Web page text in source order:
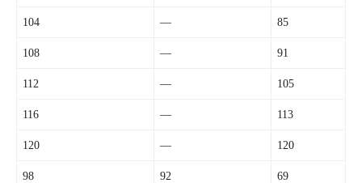
104 — 85
108 — 91
112 — 105
116 — 113
120 — 120
98 92 69